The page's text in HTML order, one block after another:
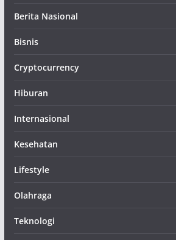
Berita Nasional
Bisnis
Cryptocurrency
Hiburan
Internasional
Kesehatan
Lifestyle
Olahraga
Teknologi